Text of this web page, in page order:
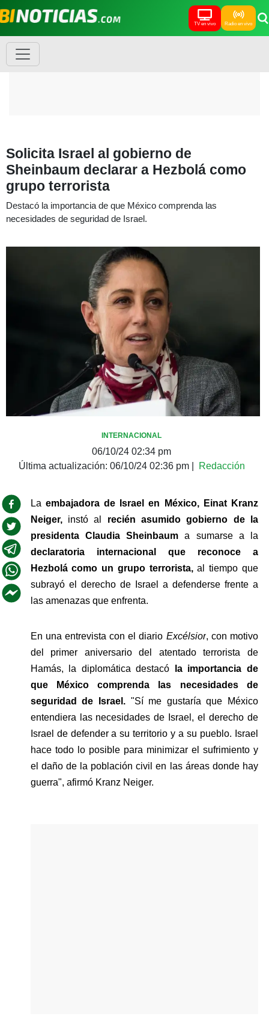
TV en vivo Radio en vivo
Solicita Israel al gobierno de
Sheinbaum declarar a Hezbolá como
grupo terrorista
Destacó la importancia de que México comprenda las
necesidades de seguridad de Israel.
INTERNACIONAL
06/10/24 02:34 pm
Última actualización: 06/10/24 02:36 pm| Redacción
La embajadora de Israel en México, Einat Kranz
Neiger, instó al recién asumido gobierno de la
presidenta Claudia Sheinbaum
declaratoria internacional que reconoce a
Hezbolá como un grupo terrorista, al tiempo que
subrayó el derecho de Israel a defenderse frente a
las amenazas que enfrenta.
En una entrevista con el diario Excélsior, con motivo
del primer aniversario del atentado terrorista de
Hamás, la diplomática destacó la importancia de
que México comprenda las necesidades de
seguridad de Israel. "Sí me gustaría que México
entendiera las necesidades de Israel, el derecho de
Israel de defender a su territorio y a su pueblo. Israel
hace todo lo posible para minimizar el sufrimiento y
el daño de la población civil en las áreas donde hay
guerra", afirmó Kranz Neiger.